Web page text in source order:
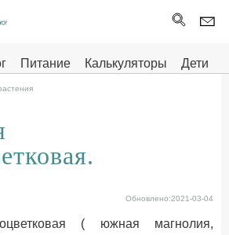
Питание Калькуляторы
Дети
на отлично
Обновлено:2021-03-04
( южная магнолия,